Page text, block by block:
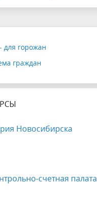
для горожан
граждан
Новосибирска
счетная палата